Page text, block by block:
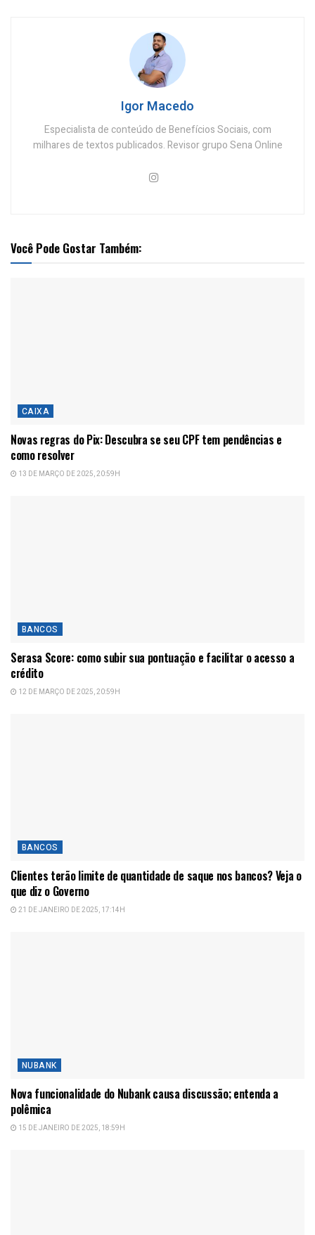
Igor Macedo
Especialista de conteúdo de Benefícios Sociais, com
milhares de textos publicados. Revisor grupo Sena Online
Você Pode Gostar Também:
CAIXA
Novas regras do Pix: Descubra se seu CPF tem pendências e
como resolver
13 DE MARÇO DE 2025, 20:59H
BANCOS
Serasa Score: como subir sua pontuação e facilitar o acesso a
crédito
12 DE MARÇO DE 2025, 20:59H
BANCOS
Clientes terão limite de quantidade de saque nos bancos? Veja o
que diz o Governo
21 DE JANEIRO DE 2025, 17:14H
NUBANK
Nova funcionalidade do Nubank causa discussão; entenda a
polêmica
15 DE JANEIRO DE 2025, 18:59H